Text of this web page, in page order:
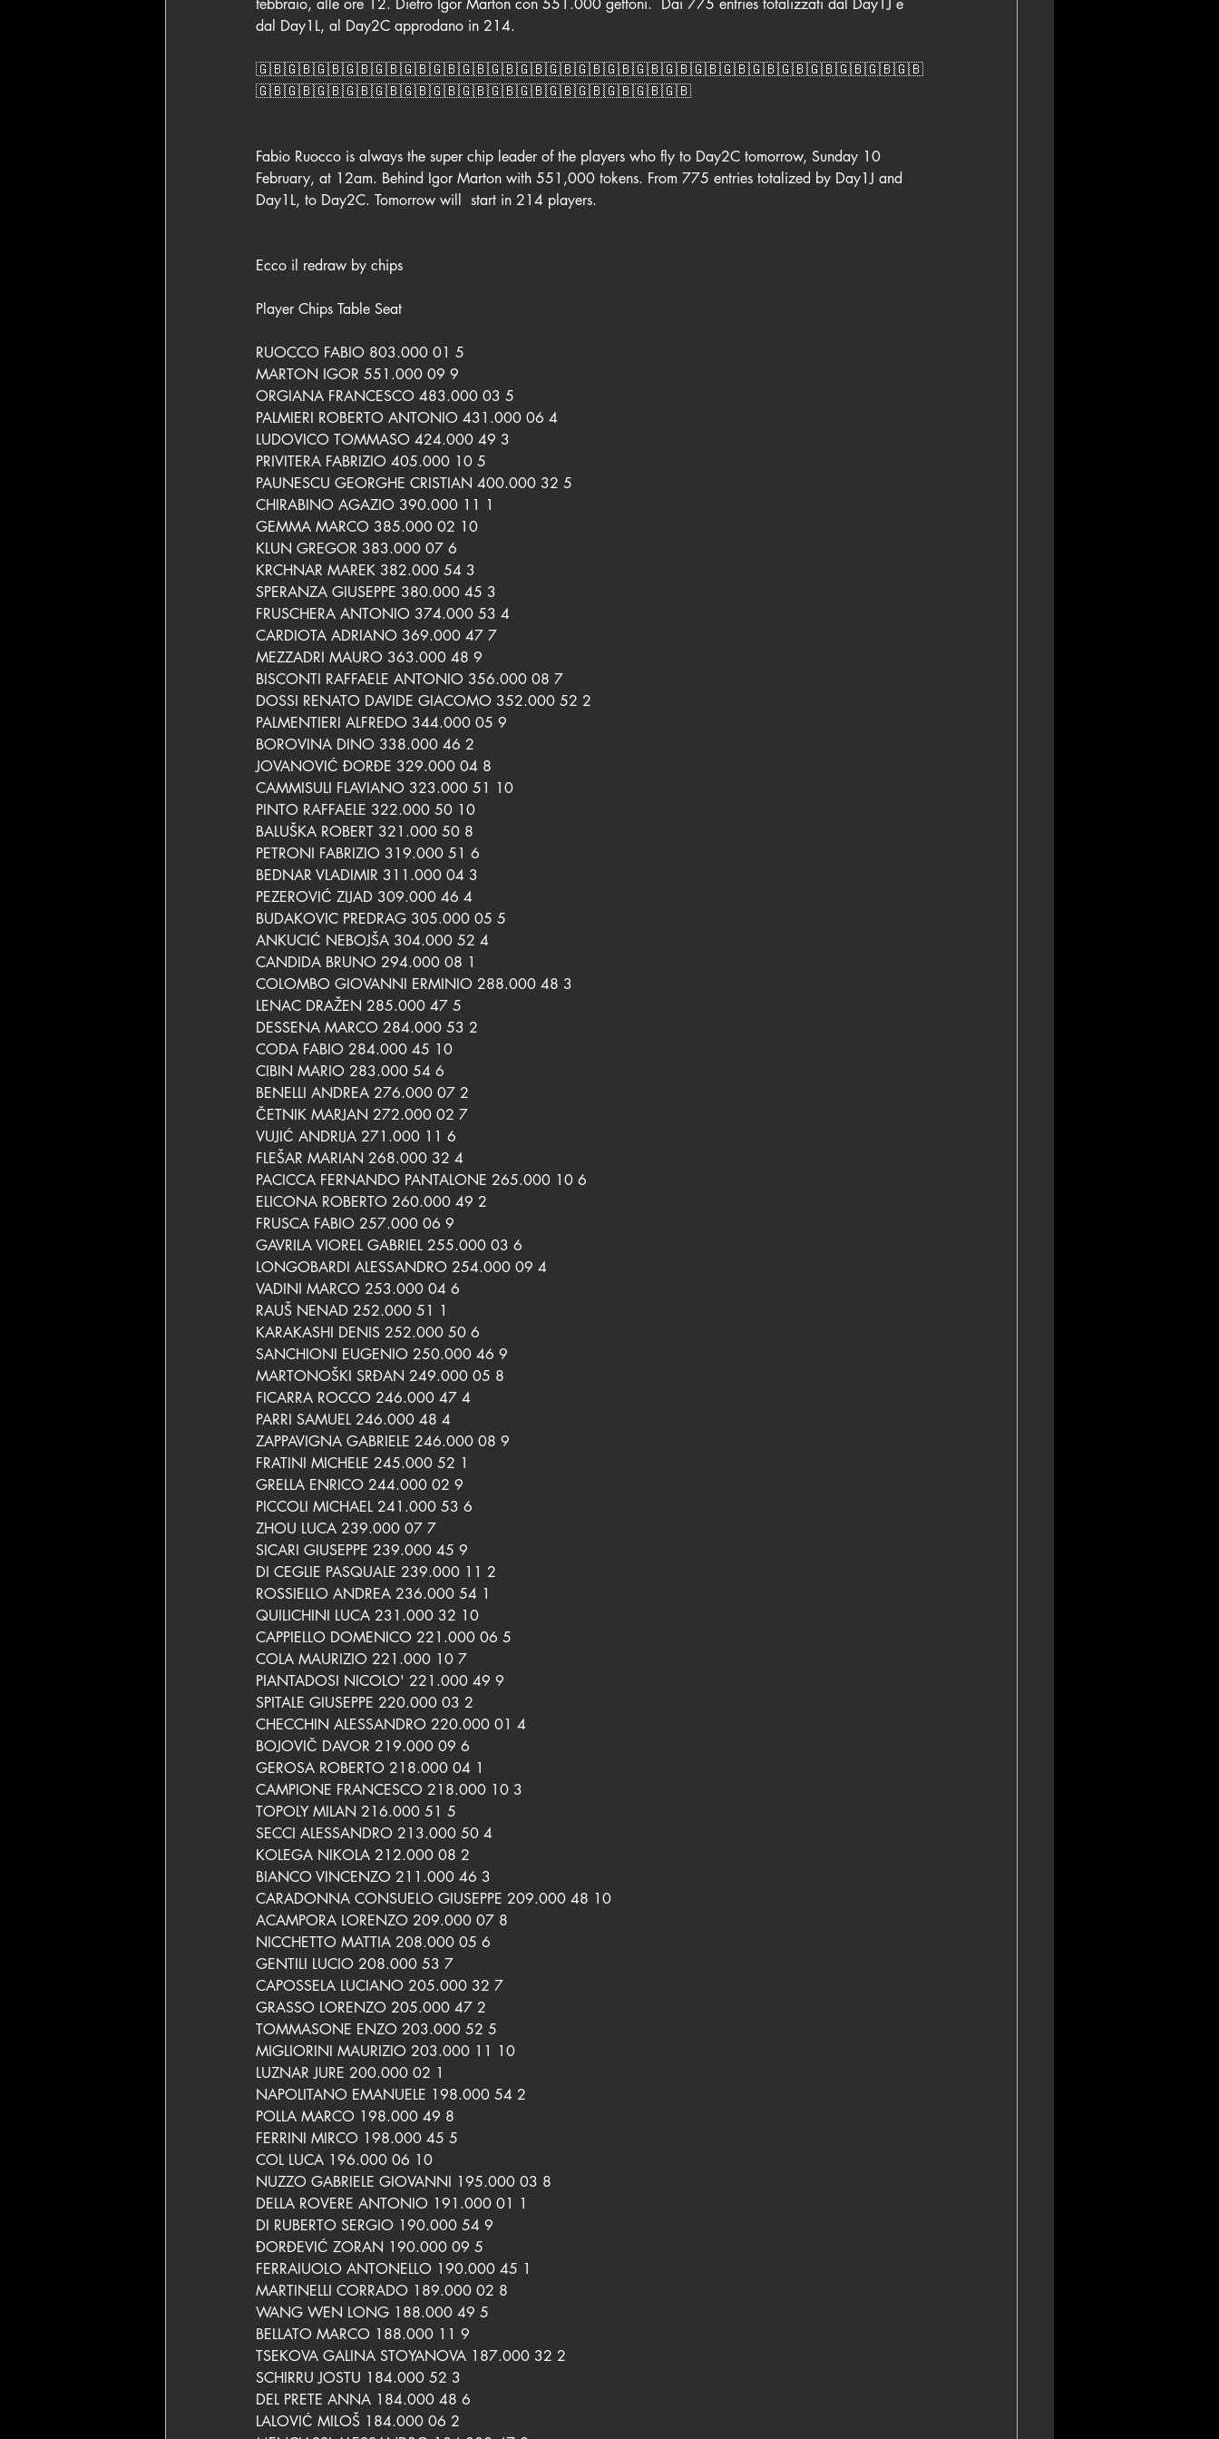
febbraio, alle ore 12. Dietro Igor Marton con 551.000 gettoni.  Dai 775 entries totalizzati dal Day1J e
dal Day1L, al Day2C approdano in 214.
🇬🇧🇬🇧🇬🇧🇬🇧🇬🇧🇬🇧🇬🇧🇬🇧🇬🇧🇬🇧🇬🇧🇬🇧🇬🇧🇬🇧🇬🇧🇬🇧🇬🇧🇬🇧🇬🇧🇬🇧🇬🇧🇬🇧🇬🇧
🇬🇧🇬🇧🇬🇧🇬🇧🇬🇧🇬🇧🇬🇧🇬🇧🇬🇧🇬🇧🇬🇧🇬🇧🇬🇧🇬🇧🇬🇧
Fabio Ruocco is always the super chip leader of the players who fly to Day2C tomorrow, Sunday 10
February, at 12am. Behind Igor Marton with 551,000 tokens. From 775 entries totalized by Day1J and
Day1L, to Day2C. Tomorrow will  start in 214 players.
Ecco il redraw by chips
Player Chips Table Seat
RUOCCO FABIO 803.000 01 5
MARTON IGOR 551.000 09 9
ORGIANA FRANCESCO 483.000 03 5
PALMIERI ROBERTO ANTONIO 431.000 06 4
LUDOVICO TOMMASO 424.000 49 3
PRIVITERA FABRIZIO 405.000 10 5
PAUNESCU GEORGHE CRISTIAN 400.000 32 5
CHIRABINO AGAZIO 390.000 11 1
GEMMA MARCO 385.000 02 10
KLUN GREGOR 383.000 07 6
KRCHNAR MAREK 382.000 54 3
SPERANZA GIUSEPPE 380.000 45 3
FRUSCHERA ANTONIO 374.000 53 4
CARDIOTA ADRIANO 369.000 47 7
MEZZADRI MAURO 363.000 48 9
BISCONTI RAFFAELE ANTONIO 356.000 08 7
DOSSI RENATO DAVIDE GIACOMO 352.000 52 2
PALMENTIERI ALFREDO 344.000 05 9
BOROVINA DINO 338.000 46 2
JOVANOVIĆ ĐORĐE 329.000 04 8
CAMMISULI FLAVIANO 323.000 51 10
PINTO RAFFAELE 322.000 50 10
BALUŠKA ROBERT 321.000 50 8
PETRONI FABRIZIO 319.000 51 6
BEDNAR VLADIMIR 311.000 04 3
PEZEROVIĆ ZIJAD 309.000 46 4
BUDAKOVIC PREDRAG 305.000 05 5
ANKUCIĆ NEBOJŠA 304.000 52 4
CANDIDA BRUNO 294.000 08 1
COLOMBO GIOVANNI ERMINIO 288.000 48 3
LENAC DRAŽEN 285.000 47 5
DESSENA MARCO 284.000 53 2
CODA FABIO 284.000 45 10
CIBIN MARIO 283.000 54 6
BENELLI ANDREA 276.000 07 2
ČETNIK MARJAN 272.000 02 7
VUJIĆ ANDRIJA 271.000 11 6
FLEŠAR MARIAN 268.000 32 4
PACICCA FERNANDO PANTALONE 265.000 10 6
ELICONA ROBERTO 260.000 49 2
FRUSCA FABIO 257.000 06 9
GAVRILA VIOREL GABRIEL 255.000 03 6
LONGOBARDI ALESSANDRO 254.000 09 4
VADINI MARCO 253.000 04 6
RAUŠ NENAD 252.000 51 1
KARAKASHI DENIS 252.000 50 6
SANCHIONI EUGENIO 250.000 46 9
MARTONOŠKI SRĐAN 249.000 05 8
FICARRA ROCCO 246.000 47 4
PARRI SAMUEL 246.000 48 4
ZAPPAVIGNA GABRIELE 246.000 08 9
FRATINI MICHELE 245.000 52 1
GRELLA ENRICO 244.000 02 9
PICCOLI MICHAEL 241.000 53 6
ZHOU LUCA 239.000 07 7
SICARI GIUSEPPE 239.000 45 9
DI CEGLIE PASQUALE 239.000 11 2
ROSSIELLO ANDREA 236.000 54 1
QUILICHINI LUCA 231.000 32 10
CAPPIELLO DOMENICO 221.000 06 5
COLA MAURIZIO 221.000 10 7
PIANTADOSI NICOLO' 221.000 49 9
SPITALE GIUSEPPE 220.000 03 2
CHECCHIN ALESSANDRO 220.000 01 4
BOJOVIČ DAVOR 219.000 09 6
GEROSA ROBERTO 218.000 04 1
CAMPIONE FRANCESCO 218.000 10 3
TOPOLY MILAN 216.000 51 5
SECCI ALESSANDRO 213.000 50 4
KOLEGA NIKOLA 212.000 08 2
BIANCO VINCENZO 211.000 46 3
CARADONNA CONSUELO GIUSEPPE 209.000 48 10
ACAMPORA LORENZO 209.000 07 8
NICCHETTO MATTIA 208.000 05 6
GENTILI LUCIO 208.000 53 7
CAPOSSELA LUCIANO 205.000 32 7
GRASSO LORENZO 205.000 47 2
TOMMASONE ENZO 203.000 52 5
MIGLIORINI MAURIZIO 203.000 11 10
LUZNAR JURE 200.000 02 1
NAPOLITANO EMANUELE 198.000 54 2
POLLA MARCO 198.000 49 8
FERRINI MIRCO 198.000 45 5
COL LUCA 196.000 06 10
NUZZO GABRIELE GIOVANNI 195.000 03 8
DELLA ROVERE ANTONIO 191.000 01 1
DI RUBERTO SERGIO 190.000 54 9
ĐORĐEVIĆ ZORAN 190.000 09 5
FERRAIUOLO ANTONELLO 190.000 45 1
MARTINELLI CORRADO 189.000 02 8
WANG WEN LONG 188.000 49 5
BELLATO MARCO 188.000 11 9
TSEKOVA GALINA STOYANOVA 187.000 32 2
SCHIRRU JOSTU 184.000 52 3
DEL PRETE ANNA 184.000 48 6
LALOVIĆ MILOŠ 184.000 06 2